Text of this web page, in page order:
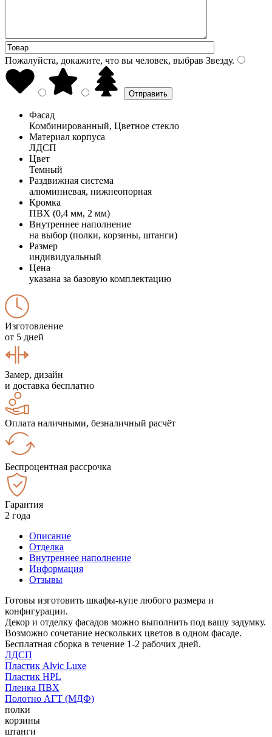
Пожалуйста, докажите, что вы человек, выбрав Звезду.
Фасад
Комбинированный, Цветное стекло
Материал корпуса
ЛДСП
Цвет
Темный
Раздвижная система
алюминиевая, нижнеопорная
Кромка
ПВХ (0,4 мм, 2 мм)
Внутреннее наполнение
на выбор (полки, корзины, штанги)
Размер
индивидуальный
Цена
указана за базовую комплектацию
Изготовление
от 5 дней
Замер, дизайн
и доставка бесплатно
Оплата наличными, безналичный расчёт
Беспроцентная рассрочка
Гарантия
2 года
Описание
Отделка
Внутреннее наполнение
Информация
Отзывы
Готовы изготовить шкафы-купе любого размера и
конфигурации.
Декор и отделку фасадов можно выполнить под вашу задумку.
Возможно сочетание нескольких цветов в одном фасаде.
Бесплатная сборка в течение 1-2 рабочих дней.
ЛДСП
Пластик Alvic Luxe
Пластик HPL
Пленка ПВХ
Полотно АГТ (МДФ)
полки
корзины
штанги